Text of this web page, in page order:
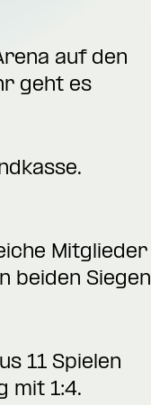
auf den
geht es
Mitglieder
beiden Siegen
11 Spielen
mit 1:4.